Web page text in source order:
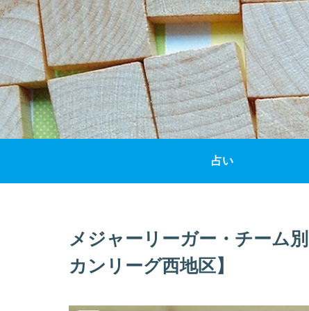
占い
メジャーリーガー・チーム
カンリーグ西地区】